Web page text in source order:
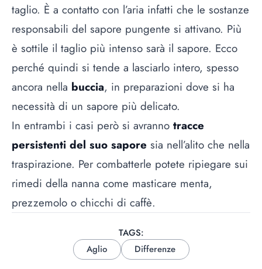
taglio. È a contatto con l’aria infatti che le sostanze
responsabili del sapore pungente si attivano. Più
è sottile il taglio più intenso sarà il sapore. Ecco
perché quindi si tende a lasciarlo intero, spesso
ancora nella buccia, in preparazioni dove si ha
necessità di un sapore più delicato.
In entrambi i casi però si avranno tracce
persistenti del suo sapore sia nell’alito che nella
traspirazione. Per combatterle potete ripiegare sui
rimedi della nanna come masticare menta,
prezzemolo o chicchi di caffè.
TAGS:
Aglio
Differenze